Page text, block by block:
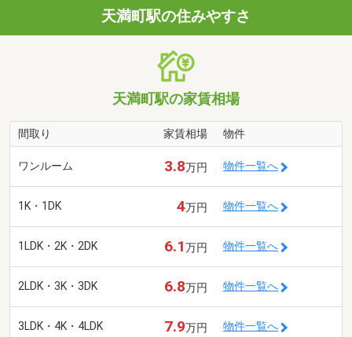
天満町駅の住みやすさ
天満町駅の家賃相場
間取り 家賃相場 物件
ワンルーム 3.8万円 物件一覧へ
1K・1DK 4万円 物件一覧へ
1LDK・2K・2DK 6.1万円 物件一覧へ
2LDK・3K・3DK 6.8万円 物件一覧へ
3LDK・4K・4LDK 7.9万円 物件一覧へ